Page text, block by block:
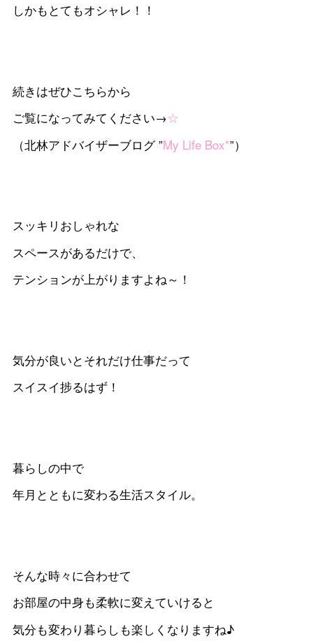
しかもとてもオシャレ！！
続きはぜひこちらから
ご覧になってみてください→☆
（北林アドバイザーブログ ”My Life Box*”）
スッキリおしゃれな
スペースがあるだけで、
テンションが上がりますよね～！
気分が良いとそれだけ仕事だって
スイスイ捗るはず！
暮らしの中で
年月とともに変わる生活スタイル。
そんな時々に合わせて
お部屋の中身も柔軟に変えていけると
気分も変わり暮らしも楽しくなりますね♪